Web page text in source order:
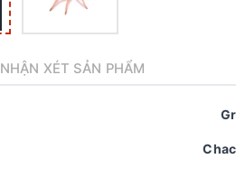
NHẬN XÉT SẢN PHẨM